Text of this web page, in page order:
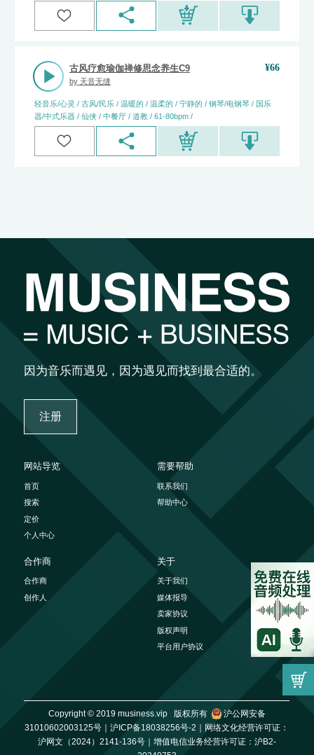
古风疗愈瑜伽禅修思念养生C9
by 天音无缝
¥66
轻音乐/心灵 / 古风/民乐 / 温暖的 / 温柔的 / 宁静的 / 钢琴/电钢琴 / 国乐
器/中式乐器 / 仙侠 / 中餐厅 / 道教 / 61-80bpm /
因为音乐而遇见，因为遇见而找到最合适的。
注册
网站导览
首页
搜索
定价
个人中心
需要帮助
联系我们
帮助中心
合作商
合作商
创作人
关于
关于我们
媒体报导
卖家协议
版权声明
平台用户协议
Copyright © 2019 musiness.vip 版权所有
沪公网安备
31010602003125号｜ 沪ICP备18038256号-2｜
网络文化经营许可证：
沪网文（2024）2141-136号｜ 增值电信业务经营许可证：沪B2-